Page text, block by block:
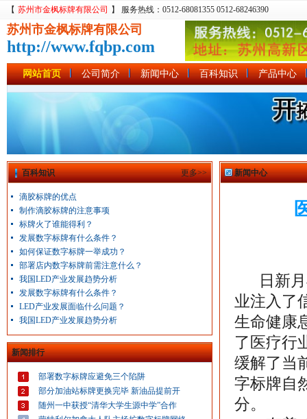
【 苏州市金枫标牌有限公司 】 服务热线：0512-68081355 0512-68246390
苏州市金枫标牌有限公司
http://www.fqbp.com
网站首页 公司简介 新闻中心 百科知识 产品中心
百科知识 更多>>
滴胶标牌的优点
制作滴胶标牌的注意事项
标牌火了谁能得利？
发展数字标牌有什么条件？
如何保证数字标牌一举成功？
部署店内数字标牌前需注意什么？
我国LED产业发展趋势分析
发展数字标牌有什么条件？
LED产业发展面临什么问题？
我国LED产业发展趋势分析
新闻排行
部署数字标牌应避免三个陷阱
部分加油站标牌更换完毕 新油品提前开
随州一中获授“清华大学生源中学”合作
新闻中心
日新月
业注入了
生命健康
了医疗行
缓解了当
字标牌自
分。